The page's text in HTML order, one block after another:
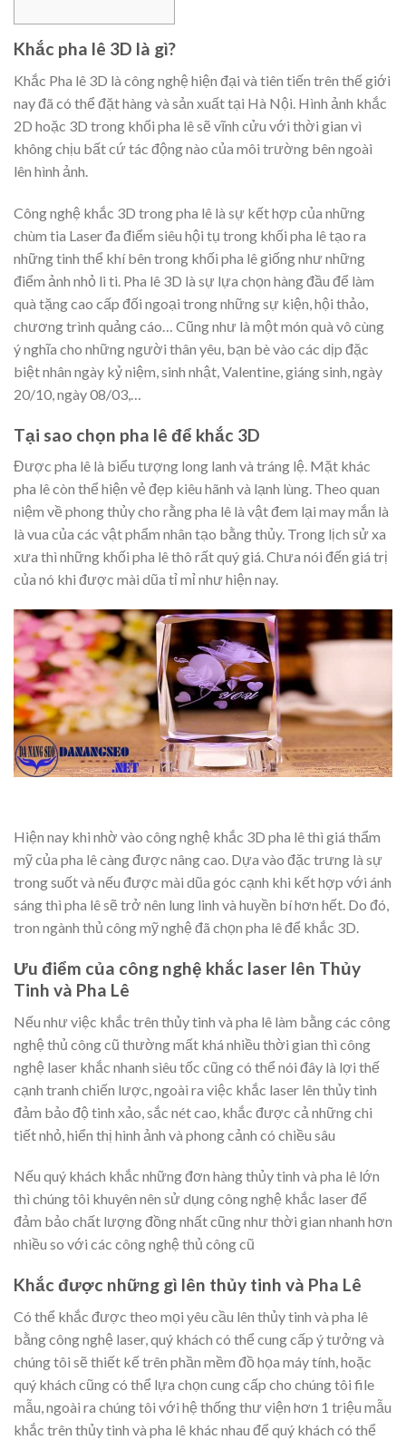
Khắc pha lê 3D là gì?
Khắc Pha lê 3D là công nghệ hiện đại và tiên tiến trên thế giới
nay đã có thể đặt hàng và sản xuất tại Hà Nội. Hình ảnh khắc
2D hoặc 3D trong khối pha lê sẽ vĩnh cửu với thời gian vì
không chịu bất cứ tác động nào của môi trường bên ngoài
lên hình ảnh.
Công nghệ khắc 3D trong pha lê là sự kết hợp của những
chùm tia Laser đa điểm siêu hội tụ trong khối pha lê tạo ra
những tinh thể khí bên trong khối pha lê giống như những
điểm ảnh nhỏ li ti. Pha lê 3D là sự lựa chọn hàng đầu để làm
quà tặng cao cấp đối ngoại trong những sự kiện, hội thảo,
chương trình quảng cáo… Cũng như là một món quà vô cùng
ý nghĩa cho những người thân yêu, bạn bè vào các dịp đặc
biệt nhân ngày kỷ niệm, sinh nhật, Valentine, giáng sinh, ngày
20/10, ngày 08/03,…
Tại sao chọn pha lê để khắc 3D
Được pha lê là biểu tượng long lanh và tráng lệ. Mặt khác
pha lê còn thể hiện vẻ đẹp kiêu hãnh và lạnh lùng. Theo quan
niệm về phong thủy cho rằng pha lê là vật đem lại may mắn là
là vua của các vật phẩm nhân tạo bằng thủy. Trong lịch sử xa
xưa thì những khối pha lê thô rất quý giá. Chưa nói đến giá trị
của nó khi được mài dũa tỉ mỉ như hiện nay.
Hiện nay khi nhờ vào công nghệ khắc 3D pha lê thì giá thẩm
mỹ của pha lê càng được nâng cao. Dựa vào đặc trưng là sự
trong suốt và nếu được mài dũa góc cạnh khi kết hợp với ánh
sáng thì pha lê sẽ trở nên lung linh và huyền bí hơn hết. Do đó,
tron ngành thủ công mỹ nghệ đã chọn pha lê để khắc 3D.
Ưu điểm của công nghệ khắc laser lên Thủy
Tinh và Pha Lê
Nếu như việc khắc trên thủy tinh và pha lê làm bằng các công
nghệ thủ công cũ thường mất khá nhiều thời gian thì công
nghệ laser khắc nhanh siêu tốc cũng có thể nói đây là lợi thế
cạnh tranh chiến lược, ngoài ra việc khắc laser lên thủy tinh
đảm bảo độ tinh xảo, sắc nét cao, khắc được cả những chi
tiết nhỏ, hiển thị hình ảnh và phong cảnh có chiều sâu
Nếu quý khách khắc những đơn hàng thủy tinh và pha lê lớn
thì chúng tôi khuyên nên sử dụng công nghệ khắc laser để
đảm bảo chất lượng đồng nhất cũng như thời gian nhanh hơn
nhiều so với các công nghệ thủ công cũ
Khắc được những gì lên thủy tinh và Pha Lê
Có thể khắc được theo mọi yêu cầu lên thủy tinh và pha lê
bằng công nghệ laser, quý khách có thể cung cấp ý tưởng và
chúng tôi sẽ thiết kế trên phần mềm đồ họa máy tính, hoặc
quý khách cũng có thể lựa chọn cung cấp cho chúng tôi file
mẫu, ngoài ra chúng tôi với hệ thống thư viện hơn 1 triệu mẫu
khắc trên thủy tinh và pha lê khác nhau để quý khách có thể